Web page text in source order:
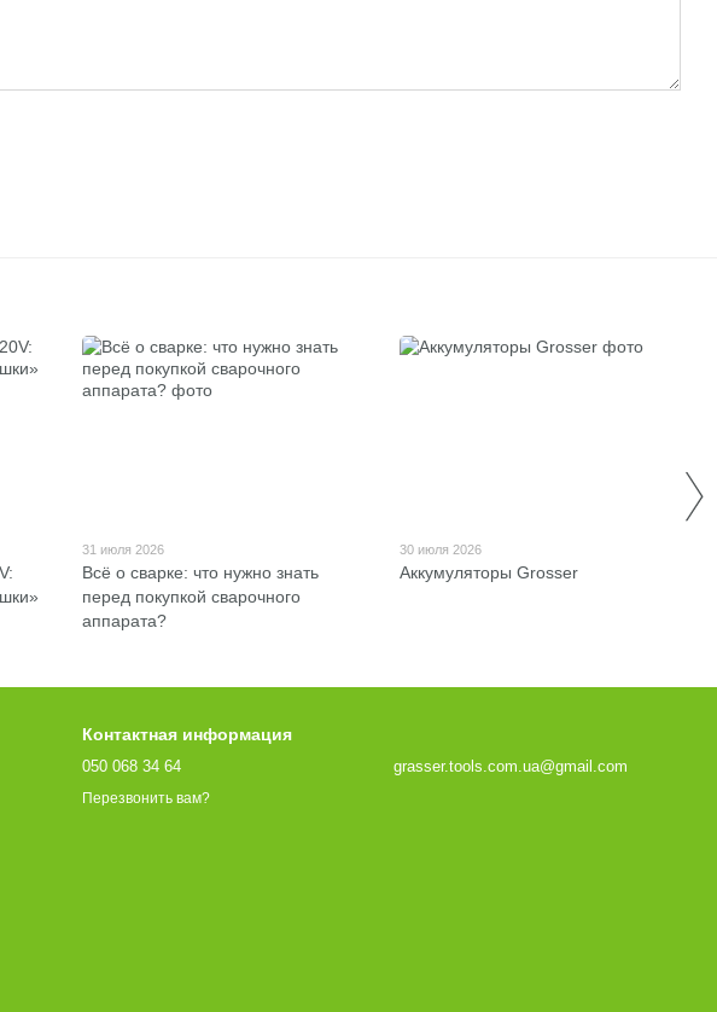
31 июля 2026
Всё о сварке: что нужно знать
перед покупкой сварочного
аппарата?
30 июля 2026
Аккумуляторы Grosser
Контактная информация
050 068 34 64
Перезвонить вам?
grasser.tools.com.ua@gmail.com